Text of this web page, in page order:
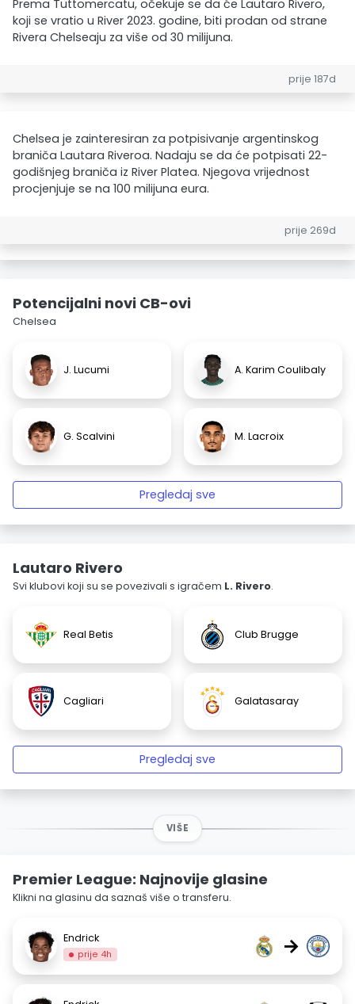
Prema Tuttomercatu, očekuje se da će Lautaro Rivero,
koji se vratio u River 2023. godine, biti prodan od strane
Rivera Chelseaju za više od 30 milijuna.
prije 187d
Chelsea je zainteresiran za potpisivanje argentinskog
braniča Lautara Riveroa. Nadaju se da će potpisati 22-
godišnjeg braniča iz River Platea. Njegova vrijednost
procjenjuje se na 100 milijuna eura.
prije 269d
Potencijalni novi CB-ovi
Chelsea
J. Lucumi A. Karim Coulibaly
G. Scalvini M. Lacroix
Pregledaj sve
Lautaro Rivero
Svi klubovi koji su se povezivali s igračem L. Rivero.
Real Betis Club Brugge
Cagliari Galatasaray
Pregledaj sve
VIŠE
Premier League: Najnovije glasine
Klikni na glasinu da saznaš više o transferu.
Endrick
prije 4h →